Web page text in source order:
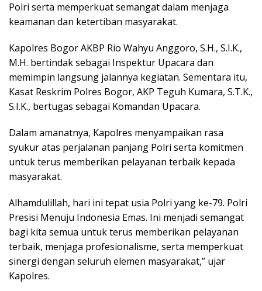
Polri serta memperkuat semangat dalam menjaga
keamanan dan ketertiban masyarakat.
Kapolres Bogor AKBP Rio Wahyu Anggoro, S.H., S.I.K.,
M.H. bertindak sebagai Inspektur Upacara dan
memimpin langsung jalannya kegiatan. Sementara itu,
Kasat Reskrim Polres Bogor, AKP Teguh Kumara, S.T.K.,
S.I.K., bertugas sebagai Komandan Upacara.
Dalam amanatnya, Kapolres menyampaikan rasa
syukur atas perjalanan panjang Polri serta komitmen
untuk terus memberikan pelayanan terbaik kepada
masyarakat.
Alhamdulillah, hari ini tepat usia Polri yang ke-79. Polri
Presisi Menuju Indonesia Emas. Ini menjadi semangat
bagi kita semua untuk terus memberikan pelayanan
terbaik, menjaga profesionalisme, serta memperkuat
sinergi dengan seluruh elemen masyarakat,” ujar
Kapolres.